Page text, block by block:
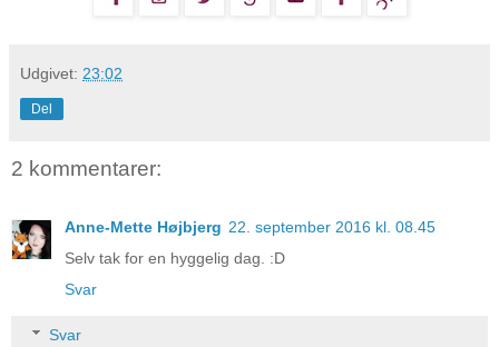
Udgivet: 23:02
Del
2 kommentarer:
Anne-Mette Højbjerg 22. september 2016 kl. 08.45
Selv tak for en hyggelig dag. :D
Svar
Svar